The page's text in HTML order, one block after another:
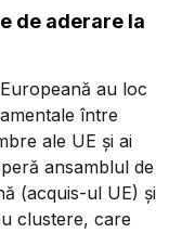
de aderare la
au loc
între
ale UE și ai
ansamblul de
(acquis-ul UE) și
clustere, care